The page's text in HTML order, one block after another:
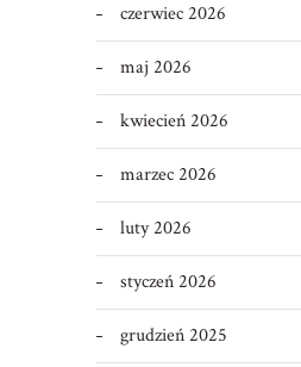
czerwiec 2026
maj 2026
kwiecień 2026
marzec 2026
luty 2026
styczeń 2026
grudzień 2025